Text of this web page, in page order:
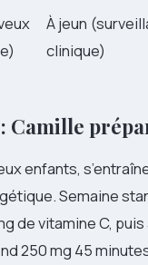
À jeun
clinique)
Camille
enfants,
Semaine
de vitamine C,
250 mg 45